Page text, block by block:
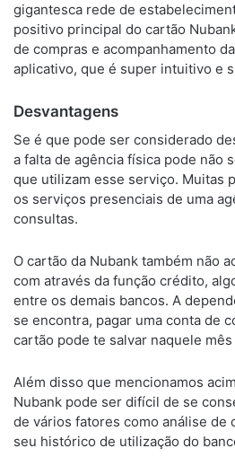
gigantesca rede de
positivo principal do cartão
de compras e acompanhamento
aplicativo, que é super intuitivo e
Desvantagens
Se é que pode ser considerado
a falta de agência física pode não
que utilizam esse serviço. Muitas
os serviços presenciais de uma
consultas.
O cartão da Nubank também não
com através da função crédito,
entre os demais bancos. A
se encontra, pagar uma conta de
cartão pode te salvar naquele
Além disso que mencionamos
Nubank pode ser difícil de se
de vários fatores como análise de
seu histórico de utilização do